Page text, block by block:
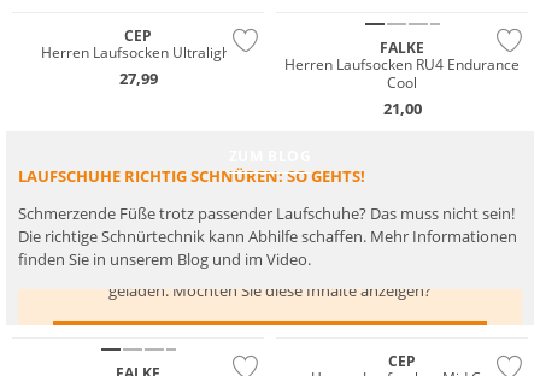
CEP
Herren Laufsocken Ultralight
27,99
FALKE
Herren Laufsocken RU4 Endurance
Cool
21,00
LAUFSCHUHE RICHTIG SCHNÜREN: SO GEHTS!
Schmerzende Füße trotz passender Laufschuhe? Das muss nicht sein!
Die richtige Schnürtechnik kann Abhilfe schaffen. Mehr Informationen
finden Sie in unserem Blog und im Video.
Hier werden Inhalte vonwww.youtube.com
geladen. Möchten Sie diese Inhalte anzeigen?
CEP